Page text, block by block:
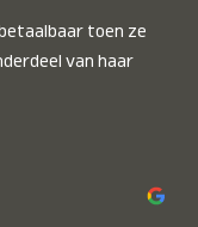
toen ze
van haar